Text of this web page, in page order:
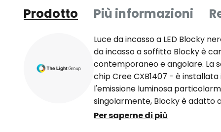
Prodotto Più informazioni
Luce da incasso a LED Blocky
da incasso a soffitto Blocky è
contemporaneo e angolare. La
chip Cree CXB1407 - è
l'emissione luminosa
singolarmente, Blocky è adatto
specifica; disposto in fila,
Per saperne di più